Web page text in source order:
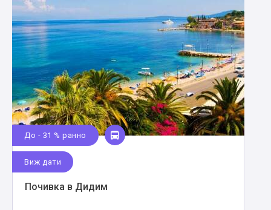
До - 31 % ранно
Виж дати
Почивка в Дидим